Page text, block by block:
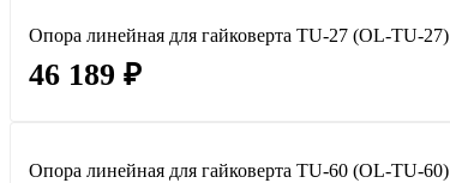
Опора линейная для гайковерта TU-27 (OL-TU-27)
46 189 ₽
Опора линейная для гайковерта TU-60 (OL-TU-60)